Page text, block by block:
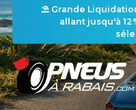
⛱️ Grande
allant jusqu'à